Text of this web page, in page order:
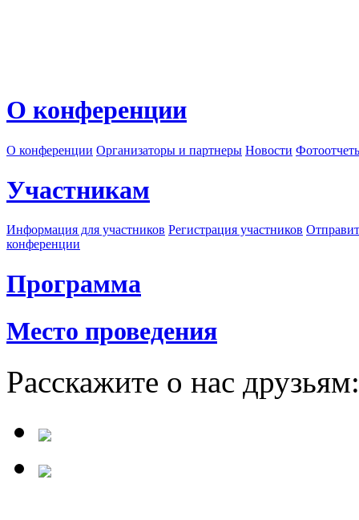
О конференции
О конференции Организаторы и партнеры Новости
Участникам
Информация для участников Регистрация участников
конференции
Программа
Место проведения
Расскажите о нас друзьям: